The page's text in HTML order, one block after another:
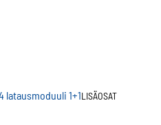
LISÄOSAT